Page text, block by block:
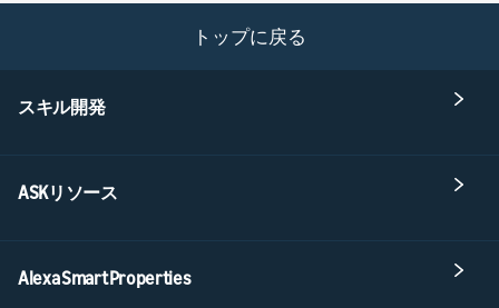
トップに戻る
スキル開発
ASKリソース
Alexa Smart Properties